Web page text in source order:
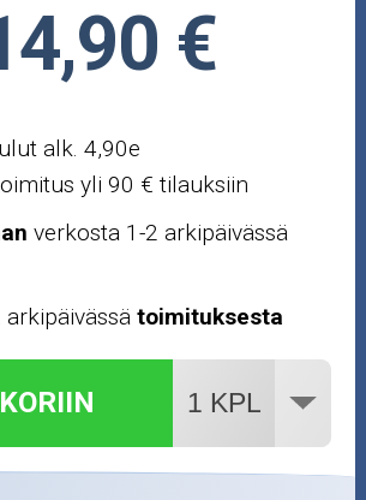
€
alk. 4,90e
yli 90 € tilauksiin
verkosta 1-2 arkipäivässä
arkipäivässätoimituksesta
KORIIN